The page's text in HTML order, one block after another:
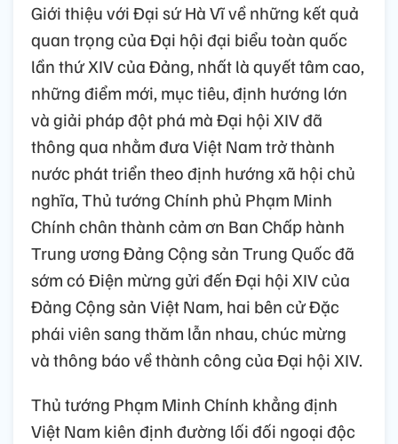
Giới thiệu với Đại sứ Hà Vĩ về những kết quả
quan trọng của Đại hội đại biểu toàn quốc
lần thứ XIV của Đảng, nhất là quyết tâm cao,
những điểm mới, mục tiêu, định hướng lớn
và giải pháp đột phá mà Đại hội XIV đã
thông qua nhằm đưa Việt Nam trở thành
nước phát triển theo định hướng xã hội chủ
nghĩa, Thủ tướng Chính phủ Phạm Minh
Chính chân thành cảm ơn Ban Chấp hành
Trung ương Đảng Cộng sản Trung Quốc đã
sớm có Điện mừng gửi đến Đại hội XIV của
Đảng Cộng sản Việt Nam, hai bên cử Đặc
phái viên sang thăm lẫn nhau, chúc mừng
và thông báo về thành công của Đại hội XIV.
Thủ tướng Phạm Minh Chính khẳng định
Việt Nam kiên định đường lối đối ngoại độc